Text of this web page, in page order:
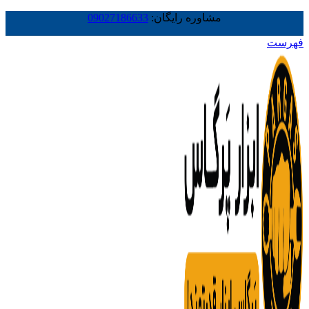
مشاوره رایگان: 09027186633
فهرست